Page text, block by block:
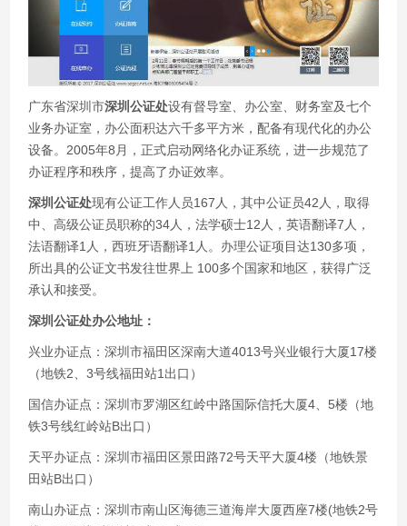
广东省深圳市深圳公证处设有督导室、办公室、财务室及七个
业务办证室，办公面积达六千多平方米，配备有现代化的办公
设备。2005年8月，正式启动网络化办证系统，进一步规范了
办证程序和秩序，提高了办证效率。
深圳公证处现有公证工作人员167人，其中公证员42人，取得
中、高级公证员职称的34人，法学硕士12人，英语翻译7人，
法语翻译1人，西班牙语翻译1人。办理公证项目达130多项，
所出具的公证文书发往世界上 100多个国家和地区，获得广泛
承认和接受。
深圳公证处办公地址：
兴业办证点：深圳市福田区深南大道4013号兴业银行大厦17楼
（地铁2、3号线福田站1出口）
国信办证点：深圳市罗湖区红岭中路国际信托大厦4、5楼（地
铁3号线红岭站B出口）
天平办证点：深圳市福田区景田路72号天平大厦4楼（地铁景
田站B出口）
南山办证点：深圳市南山区海德三道海岸大厦西座7楼(地铁2号